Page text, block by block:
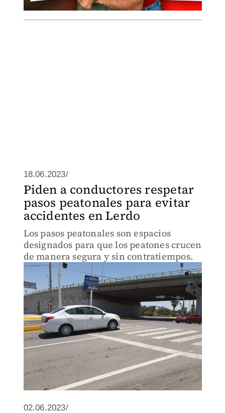
18.06.2023/
Piden a conductores respetar
pasos peatonales para evitar
accidentes en Lerdo
Los pasos peatonales son espacios
designados para que los peatones crucen
de manera segura y sin contratiempos.
02.06.2023/